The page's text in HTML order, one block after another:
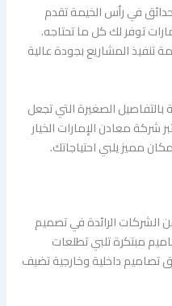
في رأس الخيمة تقدم
توفر لك كل ما تحتاجه.
تنفيذ المشاريع بجودة عالية
الصغيرة التي تجعل
شركة معادن الإمارات الخيار
مميز يلبي احتياجاتك.
الشركات الرائدة في تصميم
مبتكرة تلبي تطلعات
تصاميم داخلية وخارجية تضيف